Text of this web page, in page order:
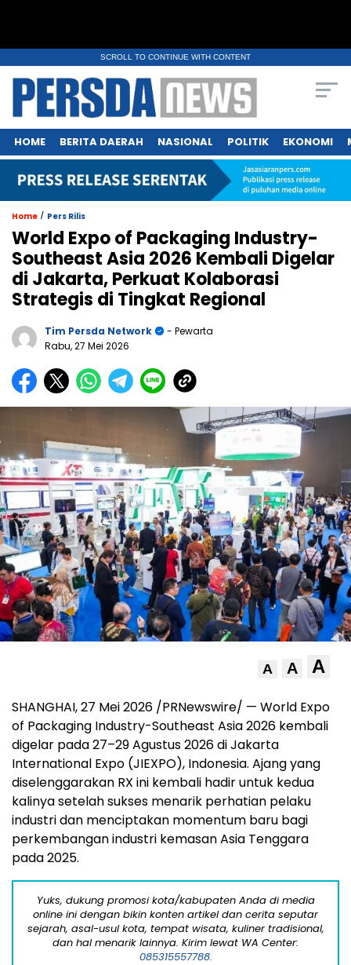
SCROLL TO CONTINUE WITH CONTENT
HOME BERITA DAERAH NASIONAL POLITIK EKONOMI
Home / Pers Rilis
World Expo of Packaging Industry-
Southeast Asia 2026 Kembali Digelar
di Jakarta, Perkuat Kolaborasi
Strategis di Tingkat Regional
Tim Persda Network
- Pewarta
Rabu, 27 Mei 2026
A A A
SHANGHAI, 27 Mei 2026 /PRNewswire/ — World Expo
of Packaging Industry-Southeast Asia 2026 kembali
digelar pada 27–29 Agustus 2026 di Jakarta
International Expo (JIEXPO), Indonesia. Ajang yang
diselenggarakan RX ini kembali hadir untuk kedua
kalinya setelah sukses menarik perhatian pelaku
industri dan menciptakan momentum baru bagi
perkembangan industri kemasan Asia Tenggara
pada 2025.
Yuks, dukung promosi kota/kabupaten Anda di media
online ini dengan bikin konten artikel dan cerita seputar
sejarah, asal-usul kota, tempat wisata, kuliner tradisional,
dan hal menarik lainnya. Kirim lewat WA Center:
085315557788.